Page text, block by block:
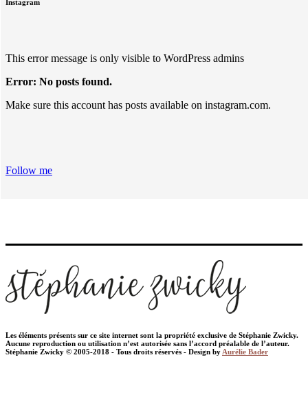
Instagram
This error message is only visible to WordPress admins
Error: No posts found.
Make sure this account has posts available on instagram.com.
Follow me
Les éléments présents sur ce site internet sont la propriété exclusive de Stéphanie Zwicky.
Aucune reproduction ou utilisation n’est autorisée sans l’accord préalable de l’auteur.
Stéphanie Zwicky © 2005-2018 - Tous droits réservés - Design by Aurélie Bader